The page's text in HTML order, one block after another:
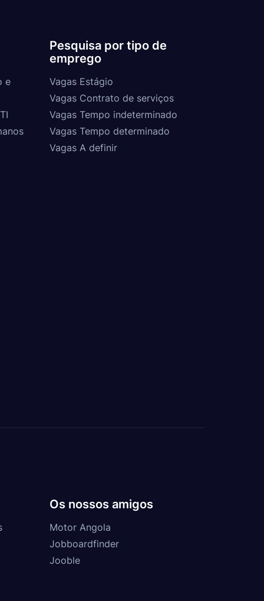
e
Pesquisa por tipo de
emprego
Vagas Estágio
Vagas Contrato de serviços
Vagas Tempo indeterminado
Vagas Tempo determinado
Vagas A definir
Os nossos amigos
Motor Angola
Jobboardfinder
Jooble